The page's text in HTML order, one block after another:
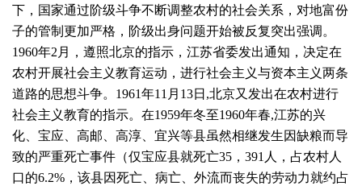
下，国家通过阶级斗争不断调整农村的社会关系，对地富份
子的管制更加严格，阶级出身问题开始被反复突出强调。
1960年2月，遵照北京的指示，江苏省委发出通知，决定在
农村开展社会主义教育运动，进行社会主义与资本主义两条
道路的思想斗争。1961年11月13日,北京又发出在农村进行
社会主义教育的指示。在1959年冬至1960年春,江苏的兴
化、宝应、高邮、高淳、宜兴等县虽然相继发生因缺粮而导
致的严重死亡事件（仅宝应县就死亡35，391人，占农村人
口的6.2%，该县因死亡、病亡、外流而丧失的劳动力就约占